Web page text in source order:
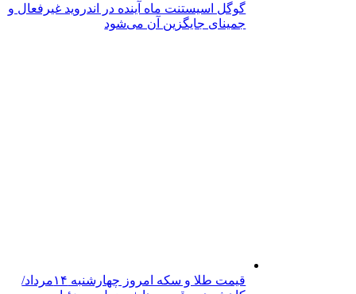
گوگل اسیستنت ماه آینده در اندروید غیرفعال و
جمینای جایگزین آن می‌شود
قیمت طلا و سکه امروز چهارشنبه ۱۴مرداد/